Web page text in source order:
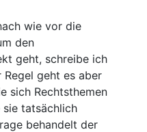
wie vor die
den
geht, schreibe ich
Regel geht es aber
sich Rechtsthemen
sie tatsächlich
behandelt der